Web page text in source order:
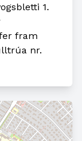
1.
fram
nr.